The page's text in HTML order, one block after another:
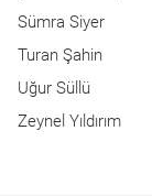
Sümra Siyer
Turan Şahin
Uğur Süllü
Zeynel Yıldırım